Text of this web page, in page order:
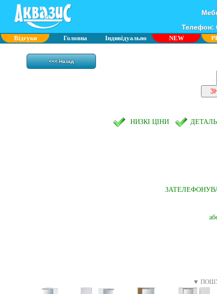
Телефон:
Відгуки Головна Індивідуально NEW
<<< Назад
НИЗКІ ЦІНИ
▼